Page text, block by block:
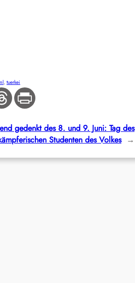
, tuerkei
gedenkt des 8. und 9. Juni: Tag des
Studenten des Volkes →